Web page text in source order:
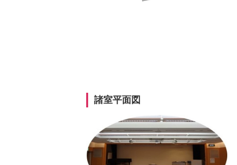
諸室平面図